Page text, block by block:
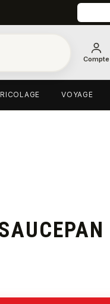
Compte
VOYAGE